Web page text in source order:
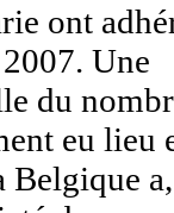
ont
Une
du
eu lieu
Belgique a,